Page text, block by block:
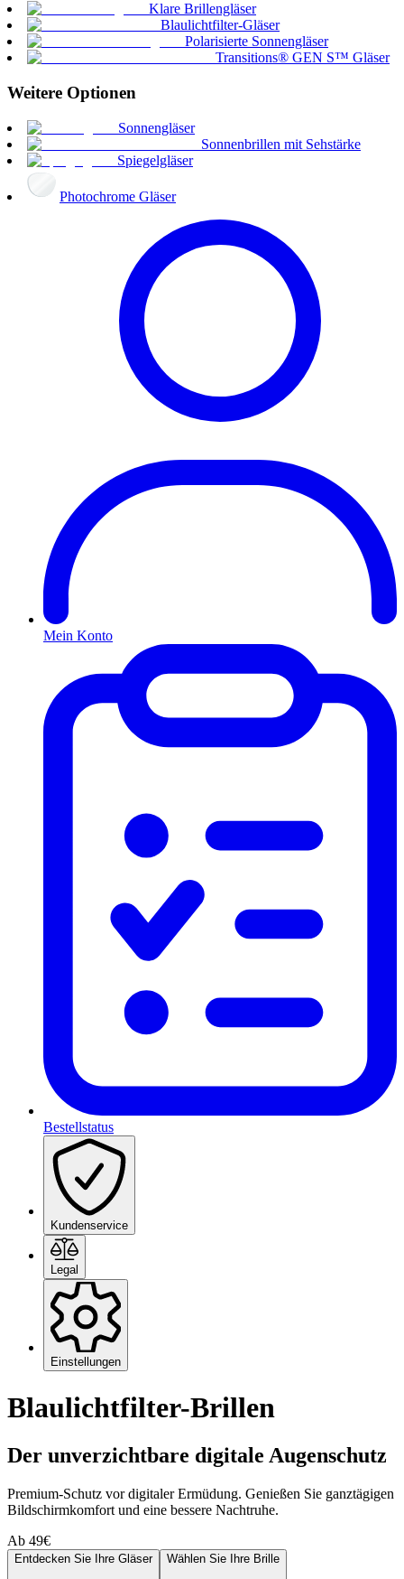
Klare Brillengläser
Blaulichtfilter-Gläser
Polarisierte Sonnengläser
Transitions® GEN S™ Gläser
Weitere Optionen
Sonnengläser
Sonnenbrillen mit Sehstärke
Spiegelgläser
Photochrome Gläser
Mein Konto
Bestellstatus
Kundenservice
Legal
Einstellungen
Blaulichtfilter-Brillen
Der unverzichtbare digitale Augenschutz
Premium-Schutz vor digitaler Ermüdung. Genießen Sie ganztägigen
Bildschirmkomfort und eine bessere Nachtruhe.
Ab 49€
Entdecken Sie Ihre Gläser Wählen Sie Ihre Brille